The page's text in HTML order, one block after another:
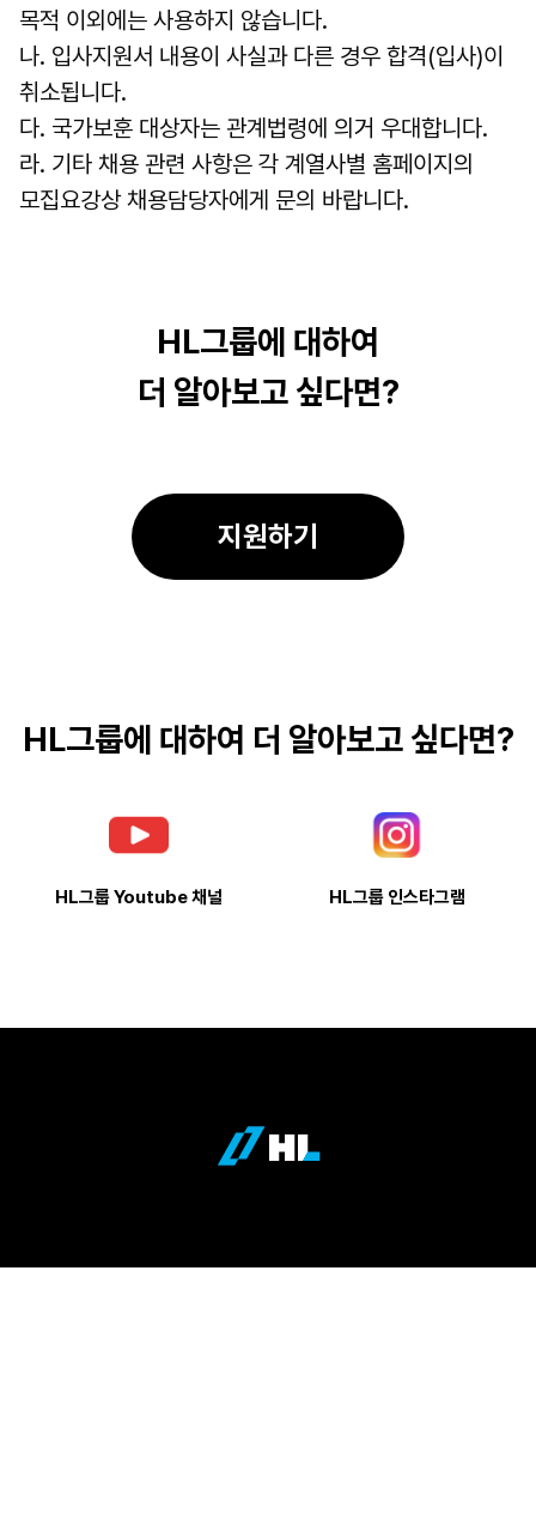
목적 이외에는 사용하지 않습니다.
나. 입사지원서 내용이 사실과 다른 경우 합격(입사)이
취소됩니다.
다. 국가보훈 대상자는 관계법령에 의거 우대합니다.
라. 기타 채용 관련 사항은 각 계열사별 홈페이지의
모집요강상 채용담당자에게 문의 바랍니다.
HL그룹에 대하여
더 알아보고 싶다면?
      지원하기
HL그룹에 대하여 더 알아보고 싶다면?
HL그룹 Youtube 채널 HL그룹 인스타그램